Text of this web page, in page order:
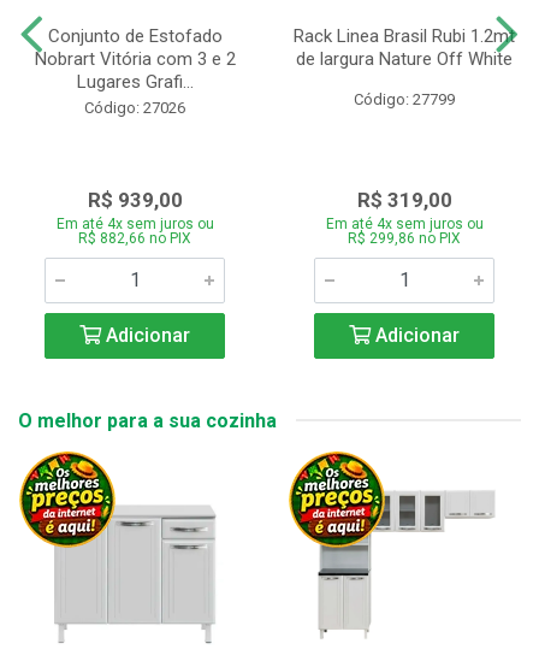
Conjunto de Estofado
Nobrart Vitória com 3 e 2
Lugares Grafi...
Código: 27026
R$ 939,00
Em até 4x sem juros ou
R$ 882,66 no PIX
Adicionar
Rack Linea Brasil Rubi 1.2mt
de largura Nature Off White
Código: 27799
R$ 319,00
Em até 4x sem juros ou
R$ 299,86 no PIX
Adicionar
O melhor para a sua cozinha